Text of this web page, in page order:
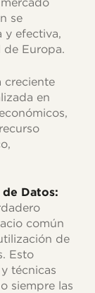
se
y efectiva,
Europa.
creciente
en
Datos:
común
de
Esto
técnicas
siempre las